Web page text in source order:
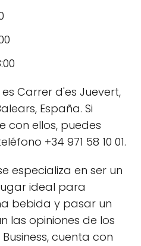
Carrer d'es Juevert,
España. Si
con ellos, puedes
+34 971 58 10 01.
especializa en ser un
ideal para
bebida y pasar un
las opiniones de los
cuenta con